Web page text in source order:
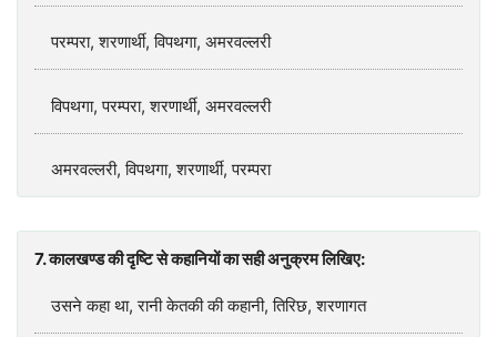
परम्परा, शरणार्थी, विपथगा, अमरवल्लरी
विपथगा, परम्परा, शरणार्थी, अमरवल्लरी
अमरवल्लरी, विपथगा, शरणार्थी, परम्परा
7. कालखण्ड की दृष्टि से कहानियों का सही अनुक्रम लिखिए:
उसने कहा था, रानी केतकी की कहानी, तिरिछ, शरणागत